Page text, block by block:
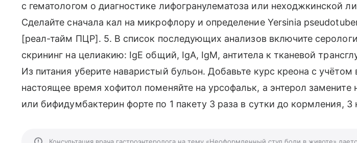
с гематологом о диагностике лифогранулематоза или неходжкинской
Сделайте сначала кал на микрофлору и определение Yersinia
[реал-тайм ПЦР]. 5. В список последующих анализов включите
скрининг на целиакию: IgЕ общий, IgА, IgМ, антитела к тканевой
Из питания уберите наваристый бульон. Добавьте курс креона с учётом
настоящее время хофитол поменяйте на урсофальк, а энтерол замените
или бифидумбактерин форте по 1 пакету 3 раза в сутки до кормления, 3